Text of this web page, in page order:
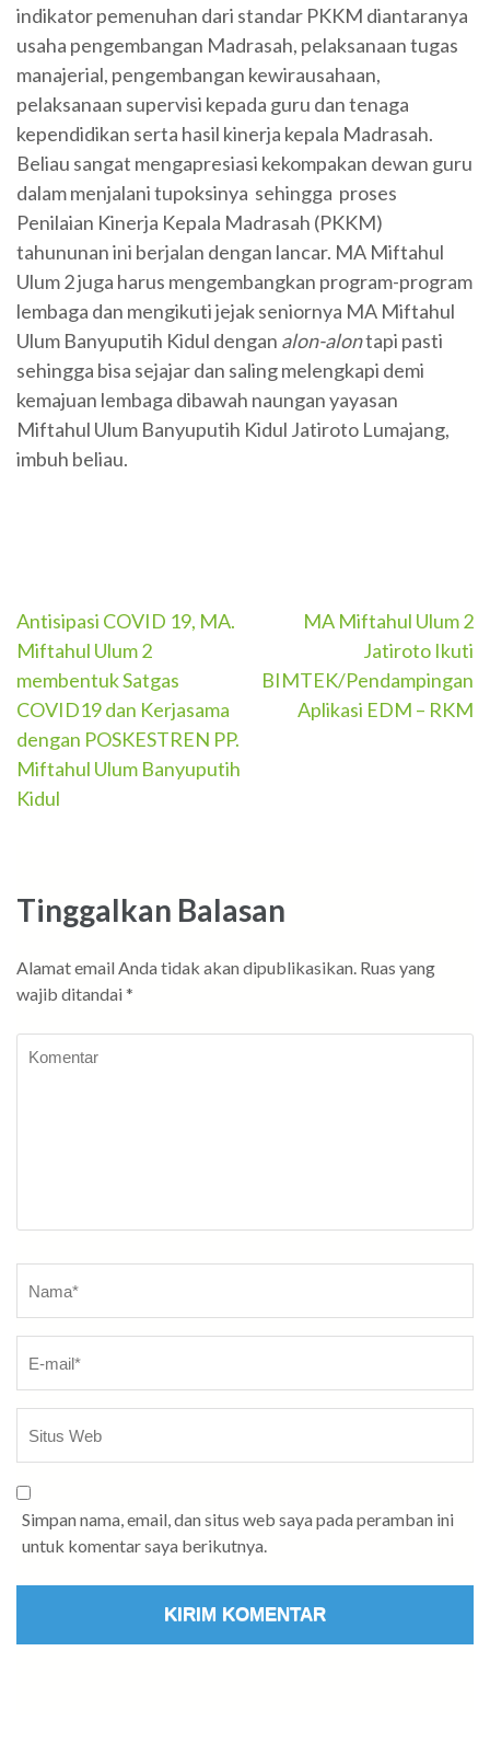
indikator pemenuhan dari standar PKKM diantaranya
usaha pengembangan Madrasah, pelaksanaan tugas
manajerial, pengembangan kewirausahaan,
pelaksanaan supervisi kepada guru dan tenaga
kependidikan serta hasil kinerja kepala Madrasah.
Beliau sangat mengapresiasi kekompakan dewan guru
dalam menjalani tupoksinya sehingga proses
Penilaian Kinerja Kepala Madrasah (PKKM)
tahununan ini berjalan dengan lancar. MA Miftahul
Ulum 2 juga harus mengembangkan program-program
lembaga dan mengikuti jejak seniornya MA Miftahul
Ulum Banyuputih Kidul dengan alon-alontapi pasti
sehingga bisa sejajar dan saling melengkapi demi
kemajuan lembaga dibawah naungan yayasan
Miftahul Ulum Banyuputih Kidul Jatiroto Lumajang,
imbuh beliau.
Navigasi
pos
Antisipasi COVID 19, MA.
Miftahul Ulum 2
membentuk Satgas
COVID19 dan Kerjasama
dengan POSKESTREN PP.
Miftahul Ulum Banyuputih
Kidul
MA Miftahul Ulum 2
Jatiroto Ikuti
BIMTEK/Pendampingan
Aplikasi EDM – RKM
Tinggalkan Balasan
Alamat email Anda tidak akan dipublikasikan. Ruas yang
wajib ditandai *
Simpan nama, email, dan situs web saya pada peramban ini
untuk komentar saya berikutnya.